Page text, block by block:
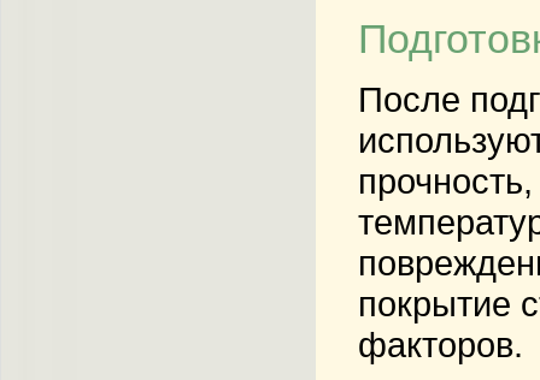
После
покрытие
факторов.